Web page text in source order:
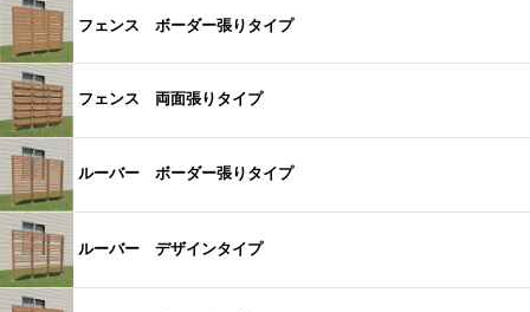
フェンス ボーダー張りタイプ
フェンス 両面張りタイプ
ルーバー ボーダー張りタイプ
ルーバー デザインタイプ